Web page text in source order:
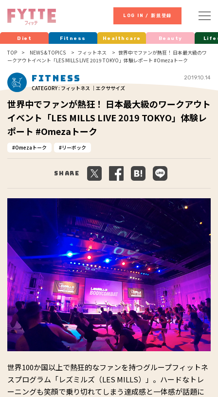
LOG IN / 新規登録
Diet Fitness Healthcare Beauty
TOP NEWS & TOPICS フィットネス
世界中でファンが熱狂！ 日本最大級のワ
ークアウトイベント「LES MILLS LIVE 2019 TOKYO」体験レポート #Omezaトーク
Fitness
CATEGORY : フィットネス ｜エクササイズ
2019.10.14
世界中でファンが熱狂！ 日本最大級のワークアウト
イベント「LES MILLS LIVE 2019 TOKYO」体験レ
ポート #Omezaトーク
Omezaトーク リーボック
Share
世界100か国以上で熱狂的なファンを持つグループフィットネ
スプログラム「レズミルズ（LES MILLS）」。ハードなトレ
ーニングも笑顔で乗り切れてしまう達成感と一体感が話題に